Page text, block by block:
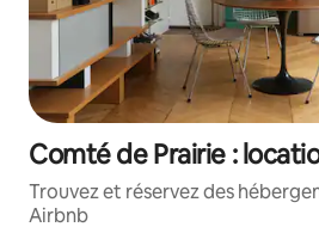
Comté de Prairie :
Trouvez et réservez des
Airbnb